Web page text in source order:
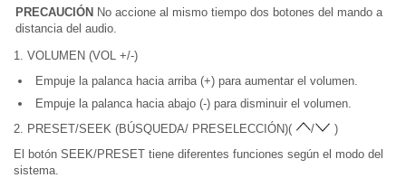
PRECAUCIÓN No accione al mismo tiempo dos botones del mando a
distancia del audio.
1. VOLUMEN (VOL +/-)
Empuje la palanca hacia arriba (+) para aumentar el volumen.
Empuje la palanca hacia abajo (-) para disminuir el volumen.
2. PRESET/SEEK (BÚSQUEDA/ PRESELECCIÓN)(
/
)
El botón SEEK/PRESET tiene diferentes funciones según el modo del
sistema.